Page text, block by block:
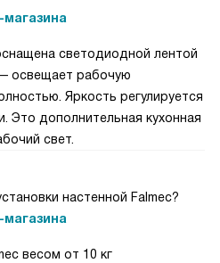
светодиодной лентой
освещает рабочую
Яркость регулируется
Это дополнительная кухонная
свет.
настенной Falmec?
весом от 10 кг